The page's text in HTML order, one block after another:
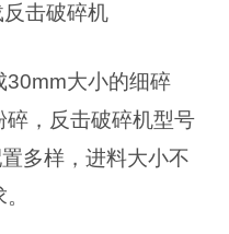
击破碎机
30mm大小的细碎
，反击破碎机型号
多样，进料大小不